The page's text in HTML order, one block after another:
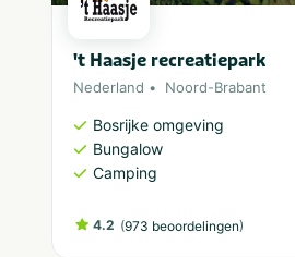
't Haasje recreatiepark
Nederland Noord-Brabant
Bosrijke omgeving
Bungalow
Camping
4.2 (973 beoordelingen)